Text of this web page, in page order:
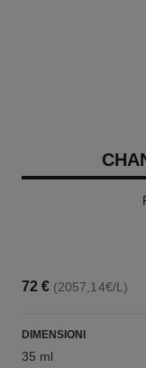
72 € (2057,14€/L)
DIMENSIONI
35 ml